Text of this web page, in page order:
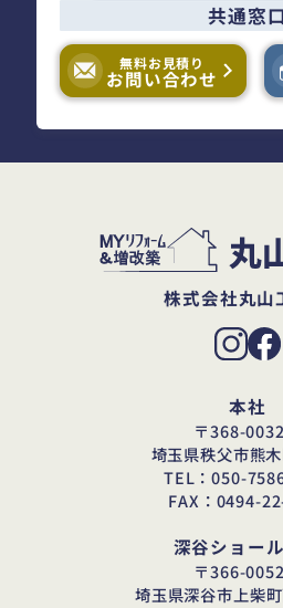
共通窓口
無料お見積り
お問い合わせ
株式会社丸山
本社
〒368-
埼玉県秩父市熊
TEL：050-
FAX：0494-
深谷ショー
〒366-
埼玉県深谷市上柴